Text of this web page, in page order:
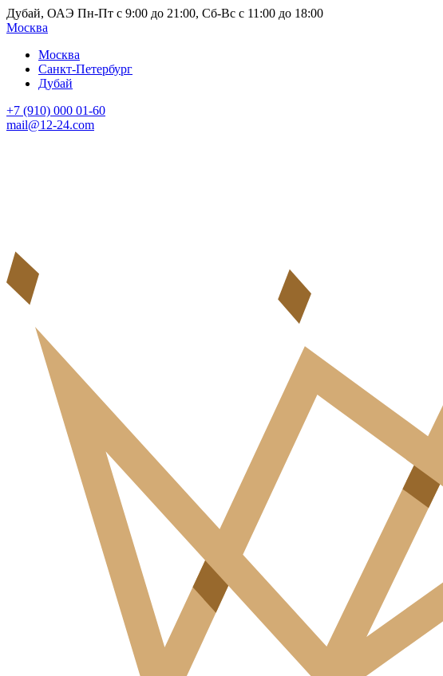
Дубай, ОАЭ Пн-Пт с 9:00 до 21:00, Сб-Вс с 11:00 до 18:00
Москва
Москва
Санкт-Петербург
Дубай
+7 (910) 000 01-60
mail@12-24.com